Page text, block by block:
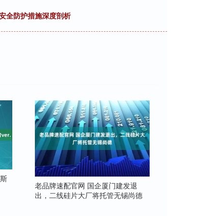
全防护措施深度剖析
老品牌速配官网 国企厦门建发退
出，二线硅片大厂将托管无锡尚德